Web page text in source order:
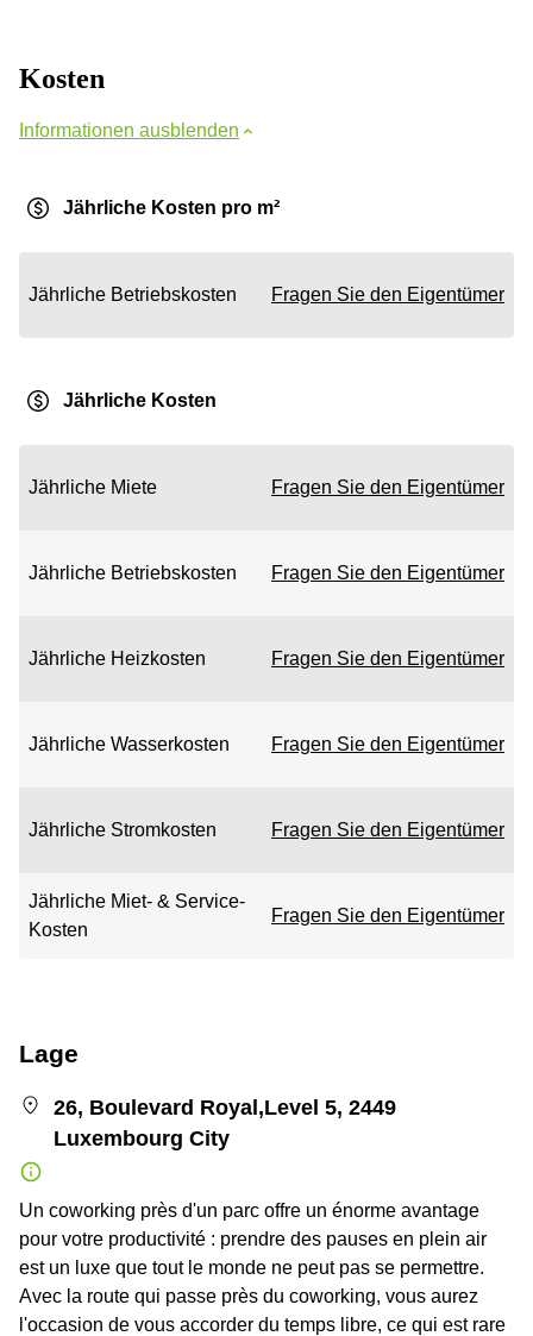
Kosten
Informationen ausblenden
Jährliche Kosten pro m²
Jährliche Betriebskosten Fragen Sie den Eigentümer
Jährliche Kosten
Jährliche Miete Fragen Sie den Eigentümer
Jährliche Betriebskosten Fragen Sie den Eigentümer
Jährliche Heizkosten Fragen Sie den Eigentümer
Jährliche Wasserkosten Fragen Sie den Eigentümer
Jährliche Stromkosten Fragen Sie den Eigentümer
Jährliche Miet- & Service-
Kosten
Fragen Sie den Eigentümer
Lage
26, Boulevard Royal,Level 5, 2449
Luxembourg City
Un coworking près d'un parc offre un énorme avantage
pour votre productivité : prendre des pauses en plein air
est un luxe que tout le monde ne peut pas se permettre.
Avec la route qui passe près du coworking, vous aurez
l'occasion de vous accorder du temps libre, ce qui est rare